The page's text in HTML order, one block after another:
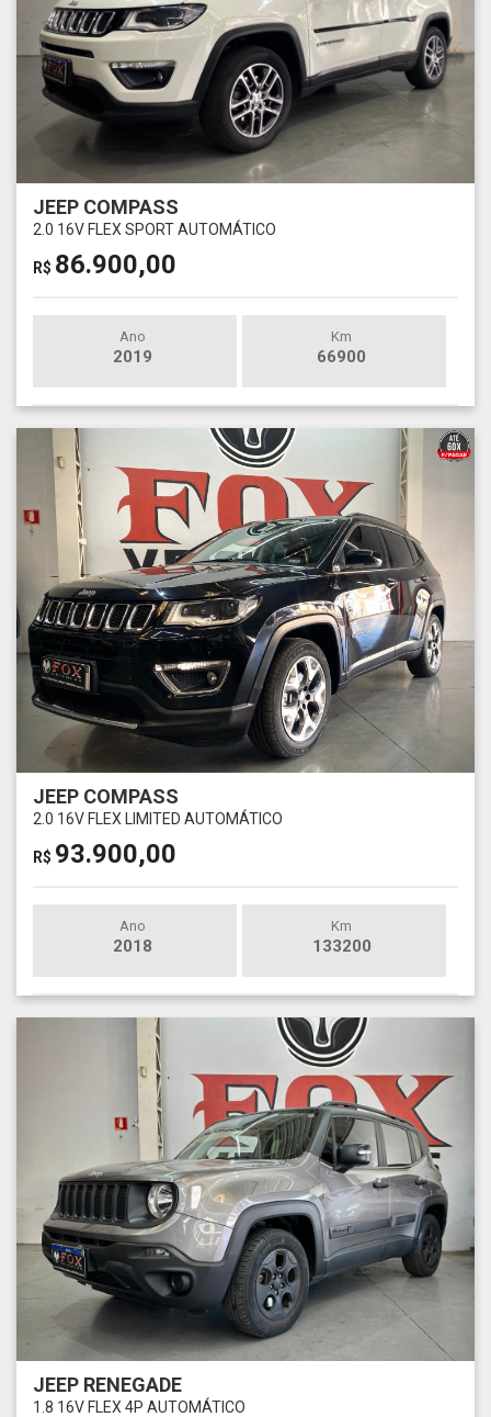
JEEP COMPASS
2.0 16V FLEX SPORT AUTOMÁTICO
R$ 86.900,00
Ano
2019
Km
66900
JEEP COMPASS
2.0 16V FLEX LIMITED AUTOMÁTICO
R$ 93.900,00
Ano
2018
Km
133200
JEEP RENEGADE
1.8 16V FLEX 4P AUTOMÁTICO